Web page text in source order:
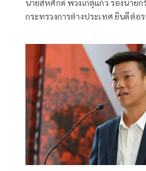
นายสีหศักดิ์ พวงเกตุแก้ว รองนาย
กระทรวงการต่างประเทศ ยินดีต่อร
ระหว่างประเทศประจำเมียนมา ซึ่
อย่างไม่เป็นทางการระหว่างรัฐมน